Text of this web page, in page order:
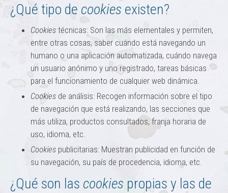
¿Qué tipo de cookies existen?
Cookies técnicas: Son las más elementales y permiten,
entre otras cosas, saber cuándo está navegando un
humano o una aplicación automatizada, cuándo navega
un usuario anónimo y uno registrado, tareas básicas
para el funcionamiento de cualquier web dinámica.
Cookies de análisis: Recogen información sobre el tipo
de navegación que está realizando, las secciones que
más utiliza, productos consultados, franja horaria de
uso, idioma, etc.
Cookies publicitarias: Muestran publicidad en función de
su navegación, su país de procedencia, idioma, etc.
¿Qué son las cookies propias y las de